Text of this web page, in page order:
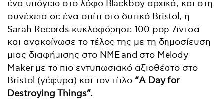
ένα υπόγειο στο λόφο Blackboy αρχικά, και στη
συνέχεια σε ένα σπίτι στο δυτικό Bristol, η
Sarah Records κυκλοφόρησε 100 pop 7ιντσα
και ανακοίνωσε το τέλος της με τη δημοσίευση
μιας διαφήμισης στο NME and στο Melody
Maker με το πιο εντυπωσιακό αξιοθέατο στο
Bristol (γέφυρα) και τον τίτλο “A Day for
Destroying Things”.